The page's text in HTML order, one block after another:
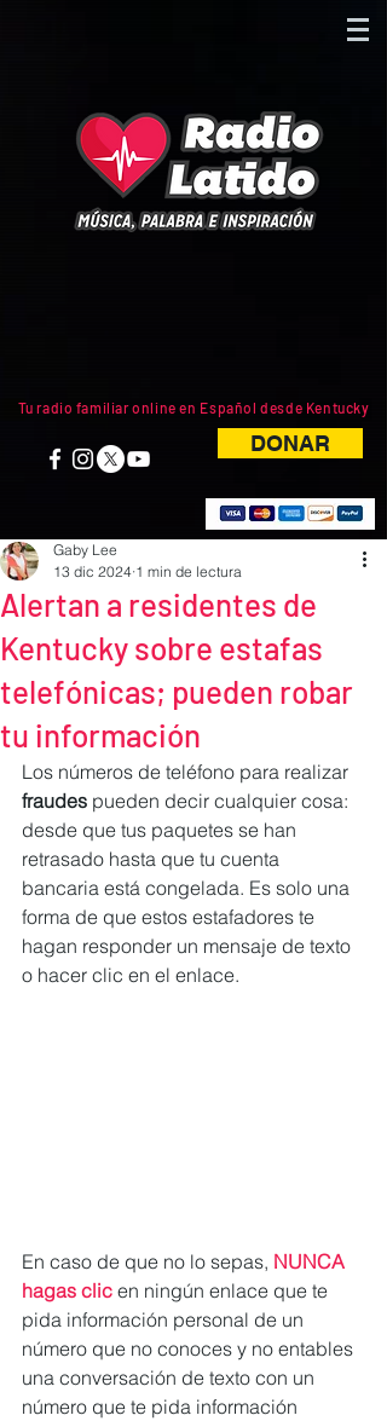
Tu radio familiar online en Español desde Kentucky
DONAR
Alertan a residentes de
Kentucky sobre estafas
telefónicas; pueden robar
tu información
Gaby Lee
13 dic 2024 1 min de lectura
Los números de teléfono para realizar
fraudes pueden decir cualquier cosa:
desde que tus paquetes se han
retrasado hasta que tu cuenta
bancaria está congelada. Es solo una
forma de que estos estafadores te
hagan responder un mensaje de texto
o hacer clic en el enlace.
En caso de que no lo sepas, NUNCA
hagas clic en ningún enlace que te
pida información personal de un
número que no conoces y no entables
una conversación de texto con un
número que te pida información